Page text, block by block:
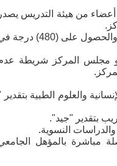
أعضاء من هيئة التدريس يصدر
3- أن يجتاز المتقدم/ة امتحان اللغة العربية المعد خصيصاً لهذه الغرض والحصول على (480)
أو مجلس المركز شريطة
والعلوم الطبية بتقدير
بتقدير "جيد".
النسوية.
مباشرة بالمؤهل